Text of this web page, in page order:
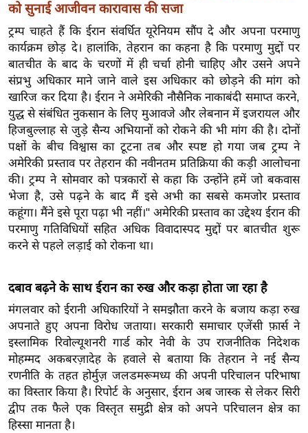
ग
त
ऑ
टो
व
र्ल्ड
न्यू
ज
ब्री
फ
म
नो
रं
ज
ज
ग
त
बॉ
ली
वु
ड
हॉ
को सुनाई आजीवन कारावास की सजा
ट्रम्प चाहते हैं कि ईरान संवर्धित यूरेनियम सौंप दे और अपना परमाणु
कार्यक्रम छोड़ दे। हालांकि, तेहरान का कहना है कि परमाणु मुद्दों पर
बातचीत के बाद के चरणों में ही चर्चा होनी चाहिए और उसने अपने
संप्रभु अधिकार माने जाने वाले इस अधिकार को छोड़ने की मांग को
खारिज कर दिया है। ईरान ने अमेरिकी नौसैनिक नाकाबंदी समाप्त करने,
युद्ध से संबंधित नुकसान के लिए मुआवजे और लेबनान में इजरायल और
हिजबुल्लाह से जुड़े सैन्य अभियानों को रोकने की भी मांग की है। दोनों
पक्षों के बीच विश्वास का टूटना तब और स्पष्ट हो गया जब ट्रम्प ने
अमेरिकी प्रस्ताव पर तेहरान की नवीनतम प्रतिक्रिया की कड़ी आलोचना
की। ट्रम्प ने सोमवार को पत्रकारों से कहा कि उन्होंने हमें जो बकवास
भेजा है, उसे पढ़ने के बाद मैं इसे अभी का सबसे कमजोर प्रस्ताव
कहूंगा। मैंने इसे पूरा पढ़ा भी नहीं।" अमेरिकी प्रस्ताव का उद्देश्य ईरान की
परमाणु गतिविधियों सहित अधिक विवादास्पद मुद्दों पर बातचीत शुरू
करने से पहले लड़ाई को रोकना था।
दबाव बढ़ने के साथ ईरान का रुख और कड़ा होता जा रहा है
मंगलवार को ईरानी अधिकारियों ने समझौता करने के बजाय कड़ा रुख
अपनाते हुए अपना विरोध जताया। सरकारी समाचार एजेंसी फ़ार्स ने
इस्लामिक रिवोल्यूशनरी गार्ड कोर नेवी के उप राजनीतिक निदेशक
मोहम्मद अकबरज़ादेह के हवाले से बताया कि तेहरान ने नई सैन्य
रणनीति के तहत होर्मुज़ जलडमरूमध्य की अपनी परिचालन परिभाषा
का विस्तार किया है। रिपोर्ट के अनुसार, ईरान अब जास्क से लेकर सिरी
द्वीप तक फैले एक विस्तृत समुद्री क्षेत्र को अपने परिचालन क्षेत्र का
हिस्सा मानता है।